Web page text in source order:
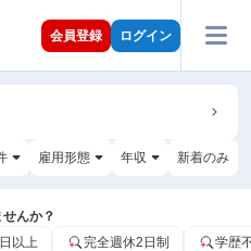
会員登録 ログイン
雇用形態 年収 新着のみ
んか？
以上 完全週休2日制 学歴